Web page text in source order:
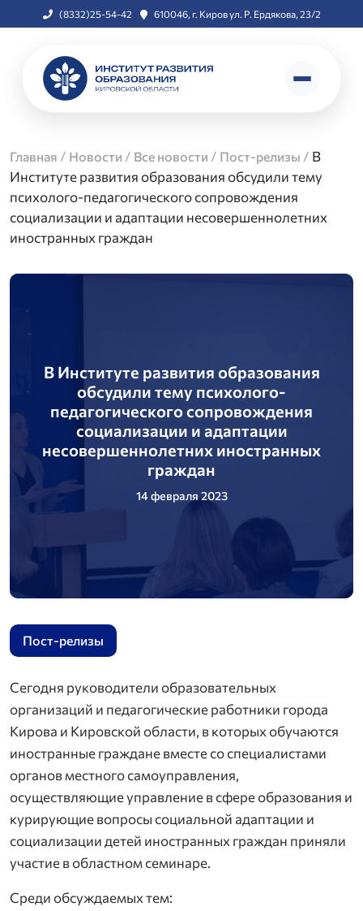
(8332)25-54-42 610046, г. Киров ул. Р. Ердякова, 23/2
Главная / Новости / Все новости / Пост-релизы / В
Институте развития образования обсудили тему
психолого-педагогического сопровождения
социализации и адаптации несовершеннолетних
иностранных граждан
В Институте развития образования
обсудили тему психолого-
педагогического сопровождения
социализации и адаптации
несовершеннолетних иностранных
граждан
14 февраля 2023
Пост-релизы
Сегодня руководители образовательных
организаций и педагогические работники города
Кирова и Кировской области, в которых обучаются
иностранные граждане вместе со специалистами
органов местного самоуправления,
осуществляющие управление в сфере образования и
курирующие вопросы социальной адаптации и
социализации детей иностранных граждан приняли
участие в областном семинаре.
Среди обсуждаемых тем: